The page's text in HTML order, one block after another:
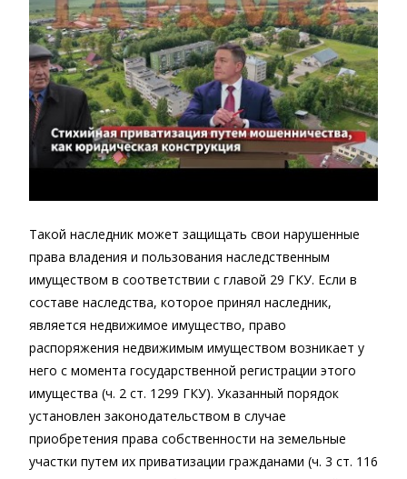
Такой наследник может защищать свои нарушенные
права владения и пользования наследственным
имуществом в соответствии с главой 29 ГКУ. Если в
составе наследства, которое принял наследник,
является недвижимое имущество, право
распоряжения недвижимым имуществом возникает у
него с момента государственной регистрации этого
имущества (ч. 2 ст. 1299 ГКУ). Указанный порядок
установлен законодательством в случае
приобретения права собственности на земельные
участки путем их приватизации гражданами (ч. 3 ст. 116